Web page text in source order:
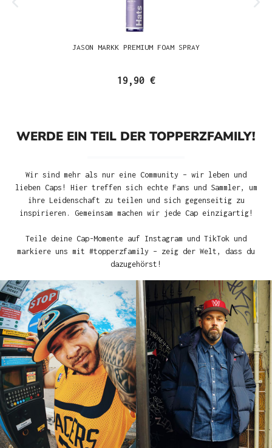
JASON MARKK PREMIUM FOAM SPRAY
19,90 €
WERDE EIN TEIL DER TOPPERZFAMILY!
Wir sind mehr als nur eine Community – wir leben und
lieben Caps! Hier treffen sich echte Fans und Sammler, um
ihre Leidenschaft zu teilen und sich gegenseitig zu
inspirieren. Gemeinsam machen wir jede Cap einzigartig!
Teile deine Cap-Momente auf Instagram und TikTok und
markiere uns mit #topperzfamily – zeig der Welt, dass du
dazugehörst!